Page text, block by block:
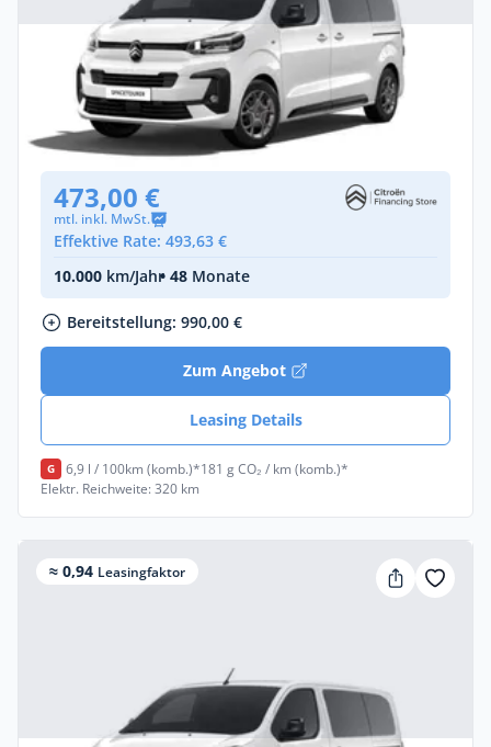
Privat & Gewerbe
Citroën Spacetourer PLUS (Länge M)
Diesel •Automatik •
Neuwagen(konfigurierbar)
473,00 €
mtl. inkl. MwSt.
Effektive Rate: 493,63 €
10.000 km/Jahr• 48 Monate
Bereitstellung: 990,00 €
Zum Angebot
Leasing Details
G 6,9 l / 100km (komb.)*181 g CO₂ / km (komb.)*
Elektr. Reichweite: 320 km
≈ 0,94 Leasingfaktor